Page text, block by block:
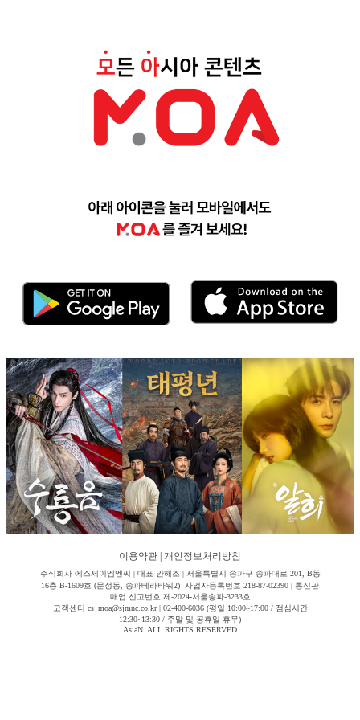
이용약관 개인정보처리방침
주식회사 에스제이엠엔씨 | 대표 안해조 | 서울특별시 송파구 송파대로 201, B동
16층 B-1609호 (문정동, 송파테라타워2) 사업자등록번호 218-87-02390 | 통신판
매업 신고번호 제-2024-서울송파-3233호
고객센터 cs_moa@sjmnc.co.kr | 02-400-6036 (평일 10:00~17:00 / 점심시간
12:30~13:30 / 주말 및 공휴일 휴무)
AsiaN. ALL RIGHTS RESERVED